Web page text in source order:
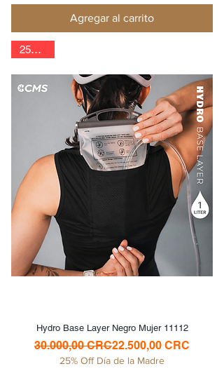
Agregar al carrito
25% Off
Hydro Base Layer Negro Mujer 11112
Precio
30.000,00 CRCPrecio de oferta
22.500,00 CRC
25% Off Día de la Madre